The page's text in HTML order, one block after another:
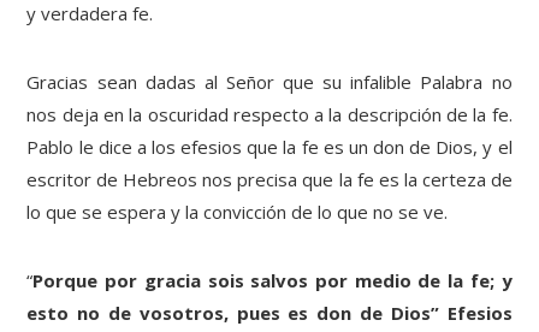
y verdadera fe.
Gracias sean dadas al Señor que su infalible Palabra no
nos deja en la oscuridad respecto a la descripción de la fe.
Pablo le dice a los efesios que la fe es un don de Dios, y el
escritor de Hebreos nos precisa que la fe es la certeza de
lo que se espera y la convicción de lo que no se ve.
“Porque por gracia sois salvos por medio de la fe; y
esto no de vosotros, pues es don de Dios” Efesios